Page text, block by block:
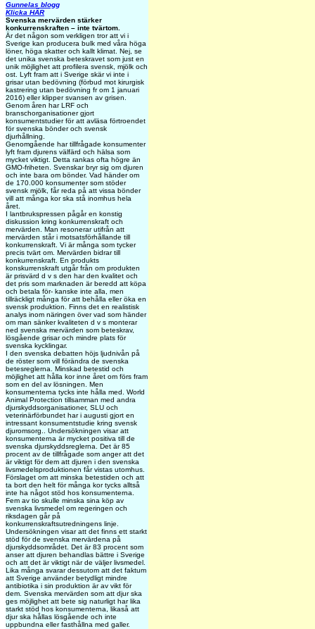
Gunnelas blogg
Klicka HÄR
Svenska mervärden stärker
konkurrenskraften – inte tvärtom.
Är det någon som verkligen tror att vi i
Sverige kan producera bulk med våra höga
löner, höga skatter och kallt klimat. Nej, se
det unika svenska beteskravet som just en
unik möjlighet att profilera svensk, mjölk och
ost. Lyft fram att i Sverige skär vi inte i
grisar utan bedövning (förbud mot kirurgisk
kastrering utan bedövning fr om 1 januari
2016) eller klipper svansen av grisen.
Genom åren har LRF och
branschorganisationer gjort
konsumentstudier för att avläsa förtroendet
för svenska bönder och svensk
djurhållning.
Genomgående har tillfrågade konsumenter
lyft fram djurens välfärd och hälsa som
mycket viktigt. Detta rankas ofta högre än
GMO-friheten. Svenskar bryr sig om djuren
och inte bara om bönder. Vad händer om
de 170.000 konsumenter som stöder
svensk mjölk, får reda på att vissa bönder
vill att många kor ska stå inomhus hela
året.
I lantbrukspressen pågår en konstig
diskussion kring konkurrenskraft och
mervärden. Man resonerar utifrån att
mervärden står i motsatsförhållande till
konkurrenskraft. Vi är många som tycker
precis tvärt om. Mervärden bidrar till
konkurrenskraft. En produkts
konskurrenskraft utgår från om produkten
är prisvärd d v s den har den kvalitet och
det pris som marknaden är beredd att köpa
och betala för- kanske inte alla, men
tillräckligt många för att behålla eller öka en
svensk produktion. Finns det en realistisk
analys inom näringen över vad som händer
om man sänker kvaliteten d v s monterar
ned svenska mervärden som beteskrav,
lösgående grisar och mindre plats för
svenska kycklingar.
I den svenska debatten höjs ljudnivån på
de röster som vill förändra de svenska
betesreglerna. Minskad betestid och
möjlighet att hålla kor inne året om förs fram
som en del av lösningen. Men
konsumenterna tycks inte hålla med. World
Animal Protection tillsamman med andra
djurskyddsorganisationer, SLU och
veterinärförbundet har i augusti gjort en
intressant konsumentstudie kring svensk
djuromsorg.. Undersökningen visar att
konsumenterna är mycket positiva till de
svenska djurskyddsreglerna. Det är 85
procent av de tillfrågade som anger att det
är viktigt för dem att djuren i den svenska
livsmedelsproduktionen får vistas utomhus.
Förslaget om att minska betestiden och att
ta bort den helt för många kor tycks alltså
inte ha något stöd hos konsumenterna.
Fem av tio skulle minska sina köp av
svenska livsmedel om regeringen och
riksdagen går på
konkurrenskraftsutredningens linje.
Undersökningen visar att det finns ett starkt
stöd för de svenska mervärdena på
djurskyddsområdet. Det är 83 procent som
anser att djuren behandlas bättre i Sverige
och att det är viktigt när de väljer livsmedel.
Lika många svarar dessutom att det faktum
att Sverige använder betydligt mindre
antibiotika i sin produktion är av vikt för
dem. Svenska mervärden som att djur ska
ges möjlighet att bete sig naturligt har lika
starkt stöd hos konsumenterna, likaså att
djur ska hållas lösgående och inte
uppbundna eller fasthållna med galler.